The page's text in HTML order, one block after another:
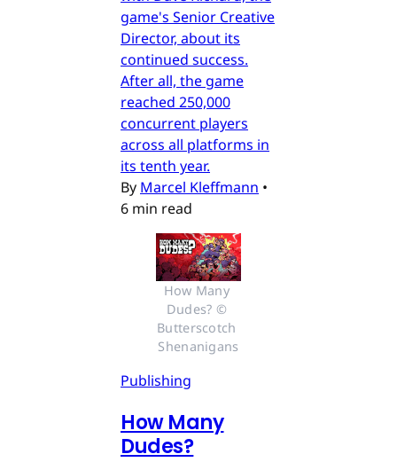
game's Senior Creative
Director, about its
continued success.
After all, the game
reached 250,000
concurrent players
across all platforms in
its tenth year.
By Marcel Kleffmann •
6 min read
How Many
Dudes? ©
Butterscotch
Shenanigans
Publishing
How Many
Dudes?